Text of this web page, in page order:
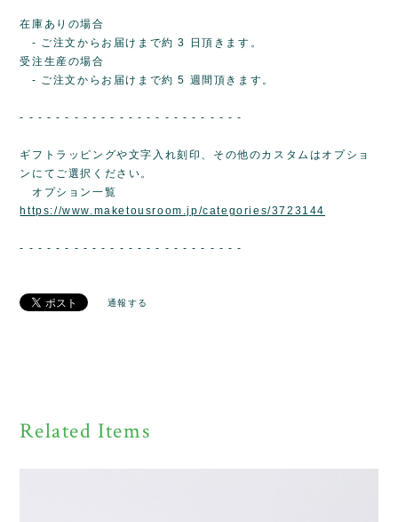
在庫ありの場合
- ご注文からお届けまで約 3 日頂きます。
受注生産の場合
- ご注文からお届けまで約 5 週間頂きます。
- - - - - - - - - - - - - - - - - - - - - - - - -
ギフトラッピングや文字入れ刻印、その他のカスタムはオプショ
ンにてご選択ください。
オプション一覧
https://www.maketousroom.jp/categories/3723144
- - - - - - - - - - - - - - - - - - - - - - - - -
通報する
Related Items